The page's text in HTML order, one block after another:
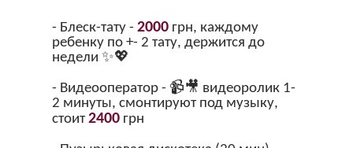
- Блеск-тату -2000 грн, каждому
ребенку по +- 2 тату, держится до
недели ✨💖
- Видеооператор - 📹🎥 видеоролик 1-
2 минуты, смонтируют под музыку,
стоит2400 грн